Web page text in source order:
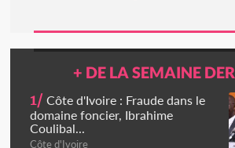
+ DE LA SEMAINE
1/ Côte d'Ivoire : Fraude dans le
domaine foncier, Ibrahime
Coulibal...
Côte d'Ivoire